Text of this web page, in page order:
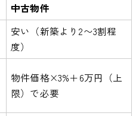
中古物件
安い（新築より2〜3割程
度）
物件価格×3%＋6万円（上
限）で必要